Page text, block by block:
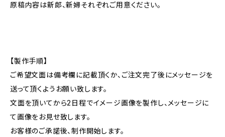
原稿内容は新郎、新婦それぞれご用意ください。
【製作手順】
ご希望文面は備考欄に記載頂くか、ご注文完了後にメッセージを
送って頂くようお願い致します。
文面を頂いてから2日程でイメージ画像を製作し、メッセージに
て画像をお見せ致します。
お客様のご承諾後、制作開始します。